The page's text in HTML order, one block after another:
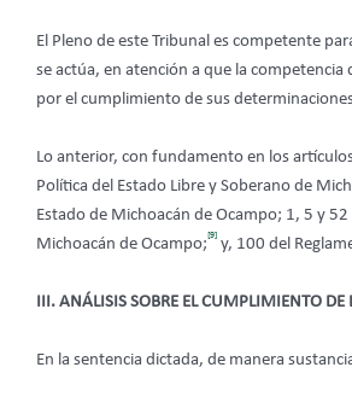
El Pleno de este Tribunal es competente
se actúa, en atención a que la
por el cumplimiento de sus
Lo anterior, con fundamento en los
Política del Estado Libre y Soberano de
Estado de Michoacán de Ocampo; 1, 5 y
Michoacán de Ocampo;
[9]
y, 100 del
III. ANÁLISIS SOBRE EL CUMPLIMIENTO DE
En la sentencia dictada, de manera